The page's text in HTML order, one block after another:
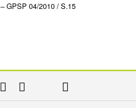
– GPSP 04/2010 / S.15